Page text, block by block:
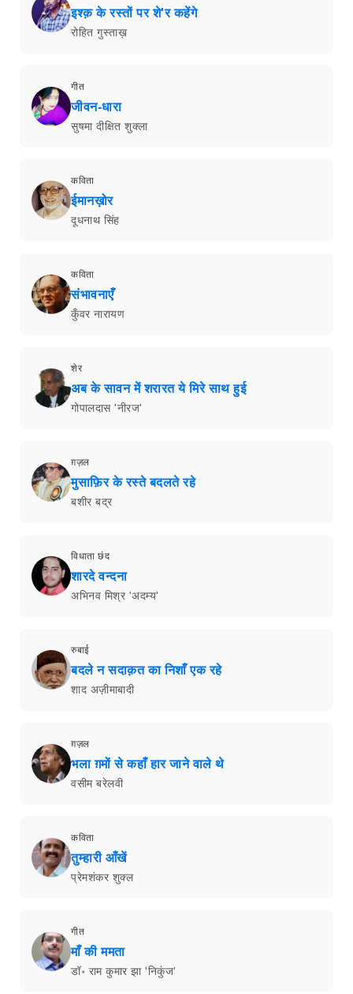
इश्क़ के रस्तों पर शे'र कहेंगे
रोहित गुस्ताख़
गीत
जीवन-धारा
सुषमा दीक्षित शुक्ला
कविता
ईमानख़ोर
दूधनाथ सिंह
कविता
संभावनाएँ
कुँवर नारायण
शेर
अब के सावन में शरारत ये मिरे साथ हुई
गोपालदास 'नीरज'
ग़ज़ल
मुसाफ़िर के रस्ते बदलते रहे
बशीर बद्र
विधाता छंद
शारदे वन्दना
अभिनव मिश्र 'अदम्य'
रुबाई
बदले न सदाक़त का निशाँ एक रहे
शाद अज़ीमाबादी
ग़ज़ल
भला ग़मों से कहाँ हार जाने वाले थे
वसीम बरेलवी
कविता
तुम्हारी आँखें
प्रेमशंकर शुक्ल
गीत
माँ की ममता
डॉ॰ राम कुमार झा 'निकुंज'